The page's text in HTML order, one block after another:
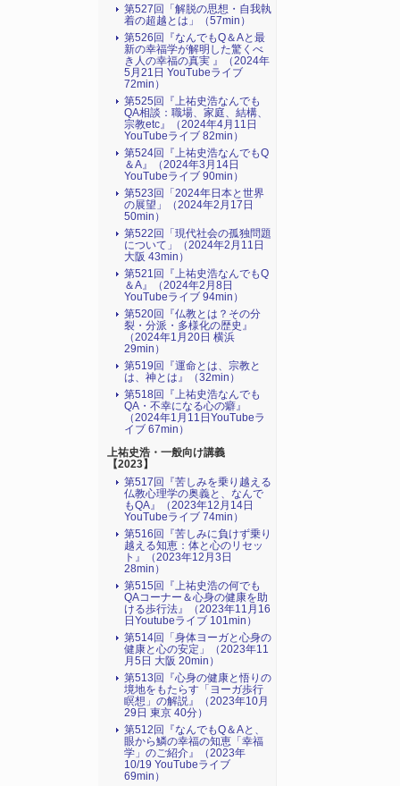
第527回「解脱の思想・自我執
着の超越とは」（57min）
第526回『なんでもQ＆Aと最
新の幸福学が解明した驚くべ
き人の幸福の真実 』（2024年
5月21日 YouTubeライブ
72min）
第525回『上祐史浩なんでも
QA相談：職場、家庭、結構、
宗教etc』（2024年4月11日
YouTubeライブ 82min）
第524回『上祐史浩なんでもQ
＆A』（2024年3月14日
YouTubeライブ 90min）
第523回「2024年日本と世界
の展望」（2024年2月17日
50min）
第522回「現代社会の孤独問題
について」（2024年2月11日
大阪 43min）
第521回『上祐史浩なんでもQ
＆A』（2024年2月8日
YouTubeライブ 94min）
第520回『仏教とは？その分
裂・分派・多様化の歴史』
（2024年1月20日 横浜
29min）
第519回『運命とは、宗教と
は、神とは』（32min）
第518回『上祐史浩なんでも
QA・不幸になる心の癖』
（2024年1月11日YouTubeラ
イブ 67min）
上祐史浩・一般向け講義
【2023】
第517回『苦しみを乗り越える
仏教心理学の奥義と、なんで
もQA』（2023年12月14日
YouTubeライブ 74min）
第516回『苦しみに負けず乗り
越える知恵：体と心のリセッ
ト』（2023年12月3日
28min）
第515回『上祐史浩の何でも
QAコーナー＆心身の健康を助
ける歩行法』（2023年11月16
日Youtubeライブ 101min）
第514回「身体ヨーガと心身の
健康と心の安定」（2023年11
月5日 大阪 20min）
第513回『心身の健康と悟りの
境地をもたらす「ヨーガ歩行
瞑想」の解説』（2023年10月
29日 東京 40分）
第512回『なんでもQ＆Aと、
眼から鱗の幸福の知恵「幸福
学」のご紹介』（2023年
10/19 YouTubeライブ
69min）